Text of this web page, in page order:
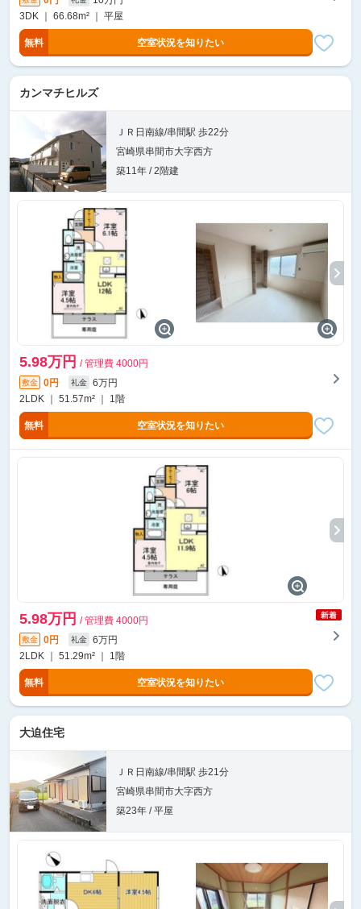
3DK ｜ 66.68m² ｜ 平屋
無料 空室状況を知りたい
カンマチヒルズ
ＪＲ日南線/串間駅 歩22分
宮崎県串間市大字西方
築11年 / 2階建
5.98万円 / 管理費 4000円
敷金 0円 礼金
6万円
2LDK ｜ 51.57m² ｜ 1階
無料 空室状況を知りたい
5.98万円 / 管理費 4000円
敷金 0円 礼金
6万円
2LDK ｜ 51.29m² ｜ 1階
無料 空室状況を知りたい
大迫住宅
ＪＲ日南線/串間駅 歩21分
宮崎県串間市大字西方
築23年 / 平屋